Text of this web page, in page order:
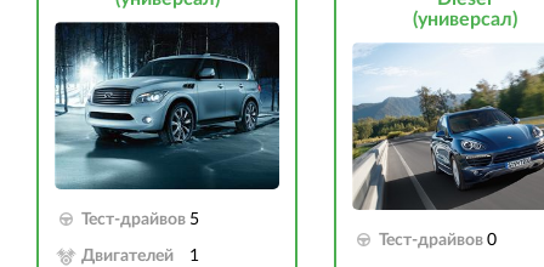
Тест-драйвов 5
Двигателей 1
(универсал)
Тест-драйвов 0